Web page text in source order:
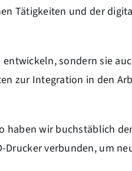
Tätigkeiten und der
sondern sie
zur Integration in den
haben wir buchstäblich
verbunden, um